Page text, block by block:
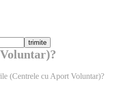
trimite
(Centrele cu Aport Voluntar)?